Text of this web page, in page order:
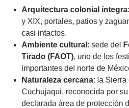
Arquitectura colonial íntegra
y XIX, portales, patios y
casi intactos.
Ambiente cultural : sede del
Tirado (FAOT), uno de los
importantes del norte de
Naturaleza cercana: la
Cuchujaqui, reconocida por
declarada área de protección